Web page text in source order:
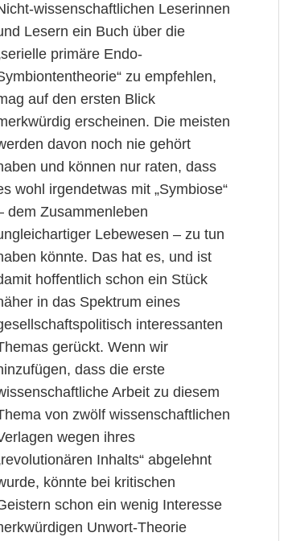
wissenschaftlichen Leserinnen
Lesern ein Buch über die
primäre Endo-
zu empfehlen,
auf den ersten Blick
erscheinen. Die meisten
davon noch nie gehört
und können nur raten, dass
wohl irgendetwas mit „Symbiose“
dem Zusammenleben
Lebewesen – zu tun
könnte. Das hat es, und ist
hoffentlich schon ein Stück
in das Spektrum eines
interessanten
gerückt. Wenn wir
dass die erste
Arbeit zu diesem
von zwölf wissenschaftlichen
wegen ihres
Inhalts“ abgelehnt
könnte bei kritischen
schon ein wenig Interesse
Unwort-Theorie